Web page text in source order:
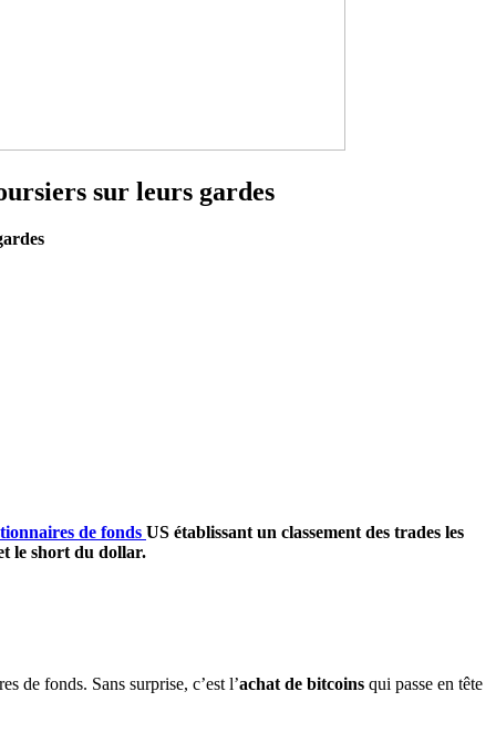
sur leurs gardes
de fonds US établissant un classement des trades les
le short du dollar.
de fonds. Sans surprise, c’est l’achat de bitcoins qui passe en tête